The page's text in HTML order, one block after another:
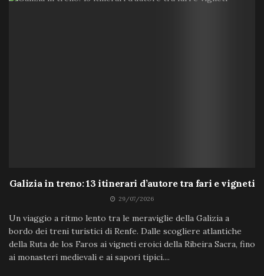
Galizia in treno: 13 itinerari d’autore tra fari e vigneti
29/07/2026
Un viaggio a ritmo lento tra le meraviglie della Galizia a
bordo dei treni turistici di Renfe. Dalle scogliere atlantiche
della Ruta de los Faros ai vigneti eroici della Ribeira Sacra, fino
ai monasteri medievali e ai sapori tipici....